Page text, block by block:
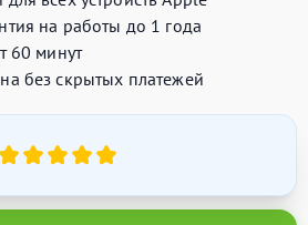
на работы до 1 года
60 минут
без скрытых платежей